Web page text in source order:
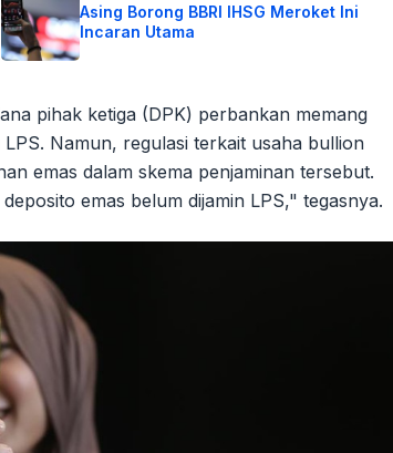
Asing Borong BBRI IHSG Meroket Ini
Incaran Utama
pihak ketiga (DPK) perbankan memang
Namun, regulasi terkait usaha bullion
emas dalam skema penjaminan tersebut.
emas belum dijamin LPS," tegasnya.